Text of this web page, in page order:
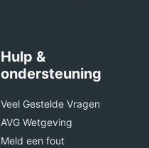
Hulp &
ondersteuning
Veel Gestelde Vragen
AVG Wetgeving
Meld een fout